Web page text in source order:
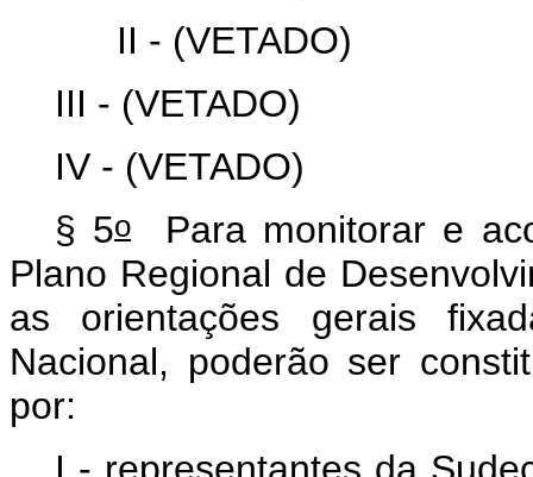
II - (VETADO)
III - (VETADO)
IV - (VETADO)
§ 5oPara monitorar e
Plano Regional de
as orientações gerais
Nacional, poderão ser
por: